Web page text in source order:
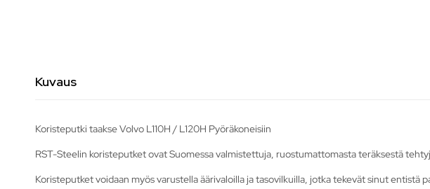
Kuvaus
Koristeputki taakse Volvo L110H / L120H Pyöräkoneisiin
RST-Steelin koristeputket ovat Suomessa valmistettuja, ruostumattomasta teräksestä
Koristeputket voidaan myös varustella äärivaloilla ja tasovilkuilla, jotka tekevät sinut entistä